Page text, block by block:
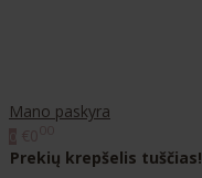
Mano paskyra
Prekių krepšelis tuščias!